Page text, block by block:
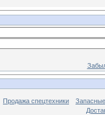
Продажа спецтехники